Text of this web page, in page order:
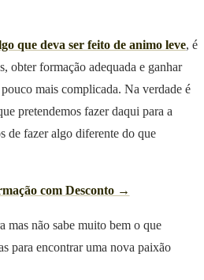
que deva ser feito de animo leve, é
obter formação adequada e ganhar
mais complicada. Na verdade é
pretendemos fazer daqui para a
de fazer algo diferente do que
com Desconto →
mas não sabe muito bem o que
para encontrar uma nova paixão